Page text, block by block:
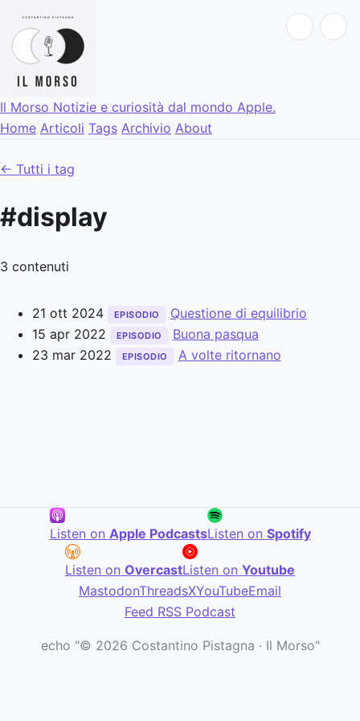
Il Morso Notizie e curiosità dal mondo Apple.
Home Articoli Tags Archivio About
← Tutti i tag
#display
3 contenuti
21 ott 2024 EPISODIO
Questione di equilibrio
15 apr 2022
EPISODIO
Buona pasqua
23 mar 2022
EPISODIO A volte ritornano
Listen on Apple PodcastsListen on Spotify
Listen on OvercastListen on Youtube
MastodonThreadsXYouTubeEmail
Feed RSS Podcast
echo "© 2026 Costantino Pistagna · Il Morso"